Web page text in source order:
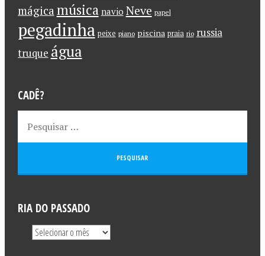
mágica música navio Neve papel
pegadinha peixe piano piscina praia rio russia
truque água
CADÊ?
RIA DO PASSADO